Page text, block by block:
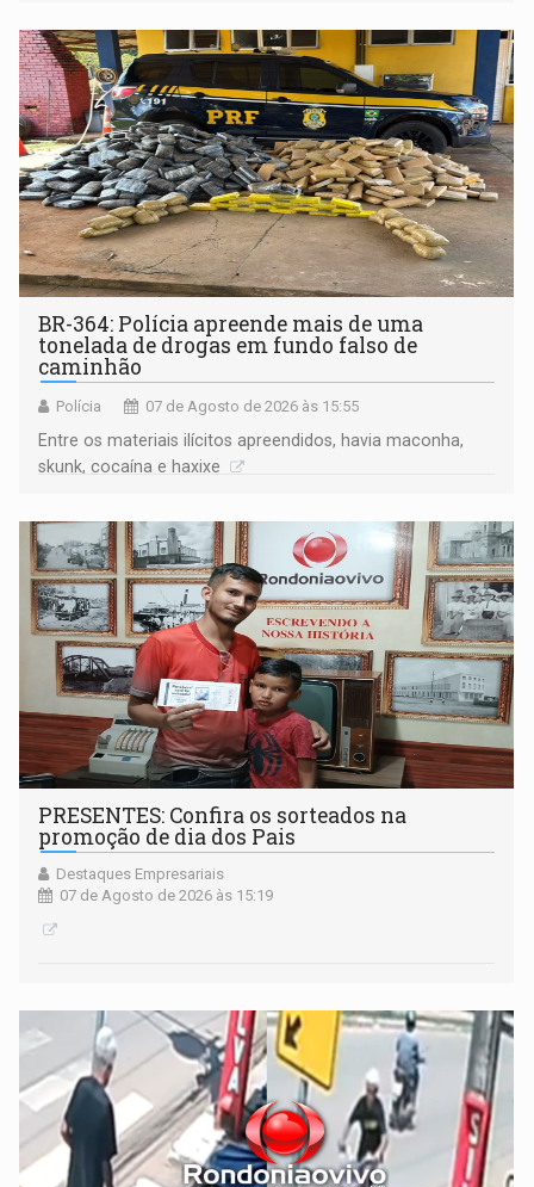
BR-364: Polícia apreende mais de uma
tonelada de drogas em fundo falso de
caminhão
Polícia 07 de Agosto de 2026 às 15:55
Entre os materiais ilícitos apreendidos, havia maconha,
skunk, cocaína e haxixe
PRESENTES: Confira os sorteados na
promoção de dia dos Pais
Destaques Empresariais
07 de Agosto de 2026 às 15:19